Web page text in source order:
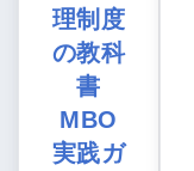
理制度
の教科
書
MBO
実践ガ